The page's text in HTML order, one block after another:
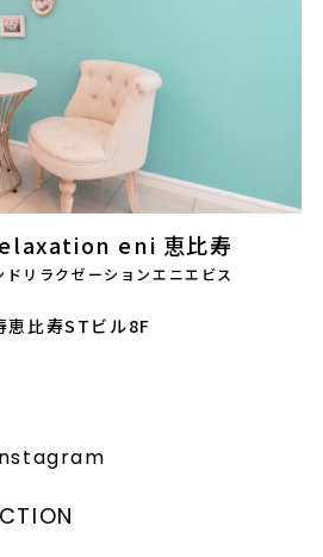
レーナー紹介
eni 恵比寿
ドリラクゼーションエニエビス
恵比寿STビル8F